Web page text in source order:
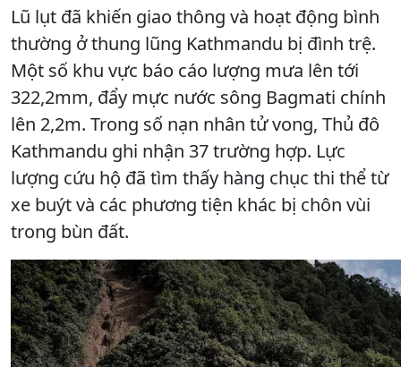
Lũ lụt đã khiến giao thông và hoạt động bình
thường ở thung lũng Kathmandu bị đình trệ.
Một số khu vực báo cáo lượng mưa lên tới
322,2mm, đẩy mực nước sông Bagmati chính
lên 2,2m. Trong số nạn nhân tử vong, Thủ đô
Kathmandu ghi nhận 37 trường hợp. Lực
lượng cứu hộ đã tìm thấy hàng chục thi thể từ
xe buýt và các phương tiện khác bị chôn vùi
trong bùn đất.